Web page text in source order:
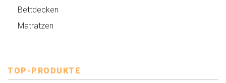
Bettdecken
Matratzen
TOP-PRODUKTE